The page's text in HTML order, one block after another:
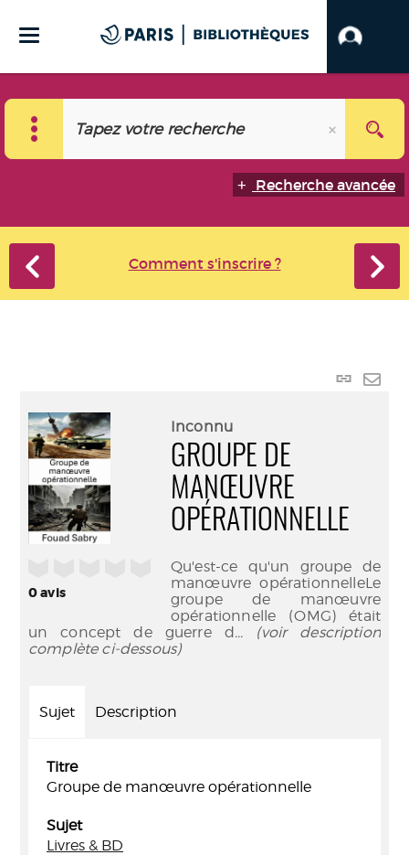
Recherche avancée
Comment s'inscrire ?
Lien
0avis
Inconnu
GROUPE DE
MANŒUVRE
OPÉRATIONNELLE
Qu'est-ce qu'un groupe de
manœuvre opérationnelleLe
groupe de manœuvre
opérationnelle (OMG) était
un concept de guerre d... (voir description
complète ci-dessous)
Sujet Description
Titre
Groupe de manœuvre opérationnelle
Sujet
Livres & BD